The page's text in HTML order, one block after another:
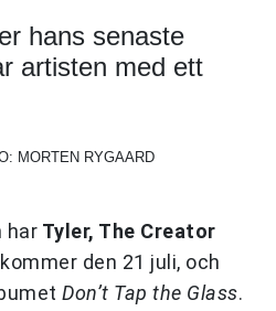
hans senaste
artisten med ett
MORTEN RYGAARD
har Tyler, The Creator
den 21 juli, och
Don’t Tap the Glass.